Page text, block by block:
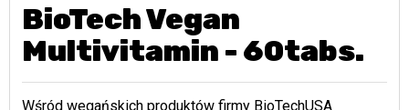
BioTech Vegan
Multivitamin - 60tabs.
Wśród wegańskich produktów firmy BioTechUSA